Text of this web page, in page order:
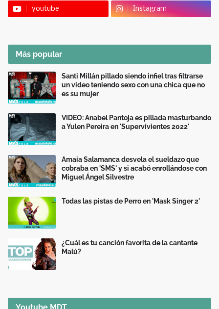
youtube Instagram
Más popular
Santi Millán pillado siendo infiel tras filtrarse
un video teniendo sexo con una chica que no
es su mujer
VIDEO: Anabel Pantoja es pillada masturbando
a Yulen Pereira en 'Supervivientes 2022'
Amaia Salamanca desvela el sueldazo que
cobraba en 'SMS' y si acabó enrollándose con
Miguel Ángel Silvestre
Todas las pistas de Perro en 'Mask Singer 2'
¿Cuál es tu canción favorita de la cantante
Malú?